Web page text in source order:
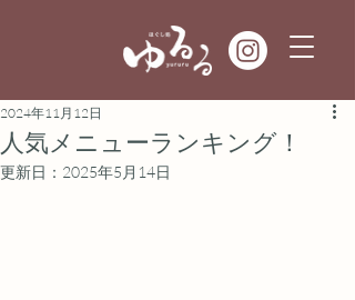
人気メニューランキング！
2024年11月12日
更新日： 2025年5月14日